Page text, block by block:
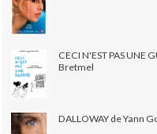
CECI N'EST PAS UNE
Bretmel
DALLOWAY de Yann